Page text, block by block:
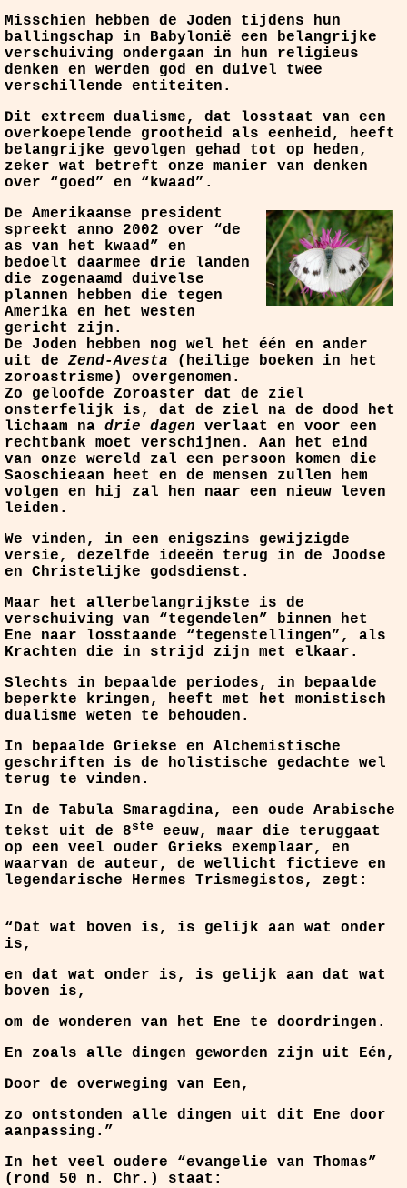
Misschien hebben de Joden tijdens hun
ballingschap in Babylonië een belangrijke
verschuiving ondergaan in hun religieus
denken en werden god en duivel twee
verschillende entiteiten.
Dit extreem dualisme, dat losstaat van een
overkoepelende grootheid als eenheid, heeft
belangrijke gevolgen gehad tot op heden,
zeker wat betreft onze manier van denken
over “goed” en “kwaad”.
De Amerikaanse president
spreekt anno 2002 over “de
as van het kwaad” en
bedoelt daarmee drie landen
die zogenaamd duivelse
plannen hebben die tegen
Amerika en het westen
gericht zijn.
De Joden hebben nog wel het één en ander
uit de Zend-Avesta (heilige boeken in het
zoroastrisme) overgenomen.
Zo geloofde Zoroaster dat de ziel
onsterfelijk is, dat de ziel na de dood het
lichaam na drie dagen verlaat en voor een
rechtbank moet verschijnen. Aan het eind
van onze wereld zal een persoon komen die
Saoschieaan heet en de mensen zullen hem
volgen en hij zal hen naar een nieuw leven
leiden.
We vinden, in een enigszins gewijzigde
versie, dezelfde ideeën terug in de Joodse
en Christelijke godsdienst.
Maar het allerbelangrijkste is de
verschuiving van “tegendelen” binnen het
Ene naar losstaande “tegenstellingen”, als
Krachten die in strijd zijn met elkaar.
Slechts in bepaalde periodes, in bepaalde
beperkte kringen, heeft met het monistisch
dualisme weten te behouden.
In bepaalde Griekse en Alchemistische
geschriften is de holistische gedachte wel
terug te vinden.
In de Tabula Smaragdina, een oude Arabische
tekst uit de 8ste eeuw, maar die teruggaat
op een veel ouder Grieks exemplaar, en
waarvan de auteur, de wellicht fictieve en
legendarische Hermes Trismegistos, zegt:
“Dat wat boven is, is gelijk aan wat onder
is,
en dat wat onder is, is gelijk aan dat wat
boven is,
om de wonderen van het Ene te doordringen.
En zoals alle dingen geworden zijn uit Eén,
Door de overweging van Een,
zo ontstonden alle dingen uit dit Ene door
aanpassing.”
In het veel oudere “evangelie van Thomas”
(rond 50 n. Chr.) staat: